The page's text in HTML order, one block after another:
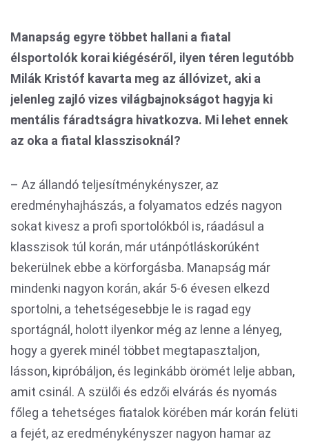
Manapság egyre többet hallani a fiatal
élsportolók korai kiégéséről, ilyen téren legutóbb
Milák Kristóf kavarta meg az állóvizet, aki a
jelenleg zajló vizes világbajnokságot hagyja ki
mentális fáradtságra hivatkozva. Mi lehet ennek
az oka a fiatal klasszisoknál?
– Az állandó teljesítménykényszer, az
eredményhajhászás, a folyamatos edzés nagyon
sokat kivesz a profi sportolókból is, ráadásul a
klasszisok túl korán, már utánpótláskorúként
bekerülnek ebbe a körforgásba. Manapság már
mindenki nagyon korán, akár 5-6 évesen elkezd
sportolni, a tehetségesebbje le is ragad egy
sportágnál, holott ilyenkor még az lenne a lényeg,
hogy a gyerek minél többet megtapasztaljon,
lásson, kipróbáljon, és leginkább örömét lelje abban,
amit csinál. A szülői és edzői elvárás és nyomás
főleg a tehetséges fiatalok körében már korán felüti
a fejét, az eredménykényszer nagyon hamar az